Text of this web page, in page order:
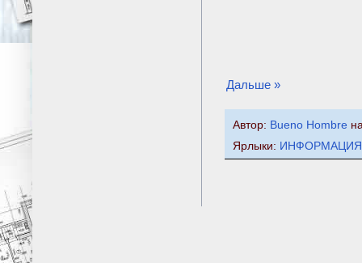
Дальше »
Автор: Bueno Hombre
Ярлыки: ИНФОРМАЦИЯ